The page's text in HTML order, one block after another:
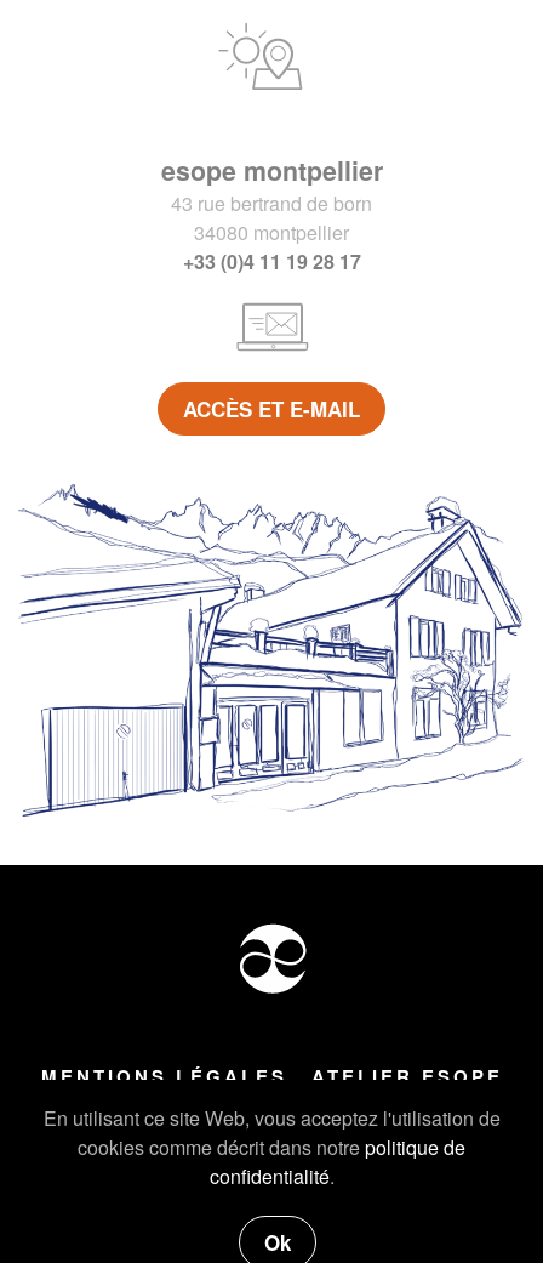
En utilisant ce site Web, vous acceptez l'utilisation de
cookies comme décrit dans notrepolitique de
confidentialité.
Ok
esope montpellier
43 rue bertrand de born
34080 montpellier
+33 (0)4 11 19 28 17
ACCÈS ET E-MAIL
MENTIONS LÉGALES ATELIER ESOPE